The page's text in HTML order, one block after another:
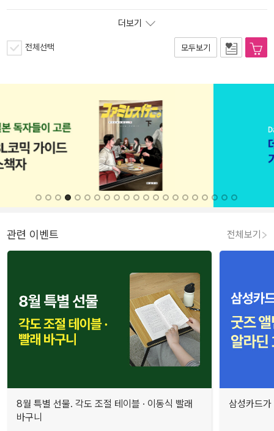
더보기
전체선택 모두보기
관련 이벤트 전체보기
8월 특별 선물. 각도 조절 테이블 · 이동식 빨래
바구니
삼성카드